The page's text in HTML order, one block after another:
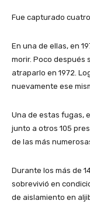
Fue capturado
En una de ellas, en
morir. Poco después
atraparlo en 1972.
nuevamente ese
Una de estas fugas,
junto a otros 105
de las más
Durante los más de
sobrevivió en
de aislamiento en